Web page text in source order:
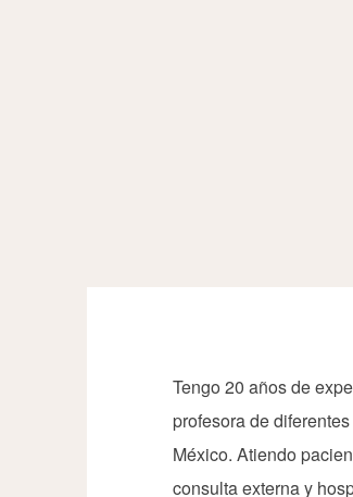
Tengo 20 años de
profesora de
México. Atiendo
consulta externa y